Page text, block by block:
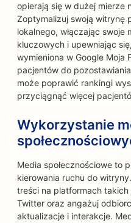
opierają się w dużej mierze
Zoptymalizuj swoją witrynę
lokalnego, włączając swoje
kluczowych i upewniając
wymieniona w Google Moja
pacjentów do
może poprawić rankingi
przyciągnąć więcej
Wykorzystanie
Media społecznościowe to
kierowania ruchu do
treści na platformach
Twitter oraz angażuj
aktualizacje i interakcje.